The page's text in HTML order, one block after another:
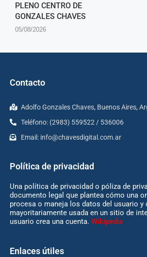
PLENO CENTRO DE
GONZALES CHAVES
05/08/2026
Contacto
Adolfo Gonzales Chaves, Buenos Aires,
Teléfono: (2983) 559522 / 536006
Email: info@chavesdigital.com.ar
Política de privacidad
Una política de privacidad o póliza de
documento legal que plantea cómo una
procesa o maneja los datos del usuario y
mayoritariamente usada en un sitio de
usuario crea una cuenta. Wikipedia
Enlaces útiles